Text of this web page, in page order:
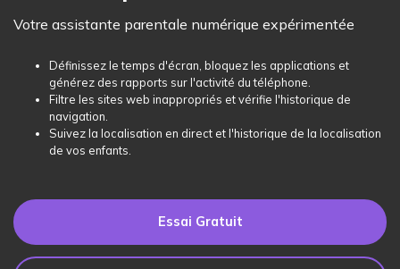
Actualités
Boutique
Support
Protégez la Vie Numérique de Vos Enfants
Essai Gratuit
FamiSafe pour Écoles
Essai Gratuit
Activité de l'Appareil
Service de Localisation
Blog
Traceur de Localisation
Temps d'Écran
Blocage d'Apps
Lire Plus>
Ressources
Thèmes Phares
Guide FamiSafe
Tarifs
Votre assistante parentale numérique expérimentée
Définissez le temps d'écran, bloquez les applications et
générez des rapports sur l'activité du téléphone.
Filtre les sites web inappropriés et vérifie l'historique de
navigation.
Suivez la localisation en direct et l'historique de la localisation
de vos enfants.
Essai Gratuit